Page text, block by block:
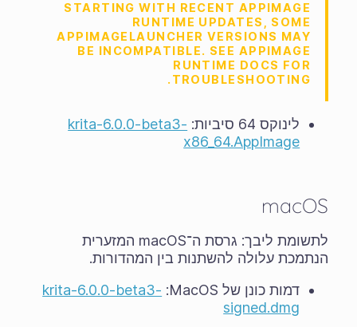
STARTING WITH RECENT APPIMAGE
RUNTIME UPDATES, SOME
APPIMAGELAUNCHER VERSIONS MAY
BE INCOMPATIBLE. SEE APPIMAGE
RUNTIME DOCS FOR
TROUBLESHOOTING.
לינוקס 64 סיביות:
krita-6.0.0-beta3-
x86_64.AppImage
macOS
לתשומת ליבך: גרסת ה־macOS המזערית
הנתמכת עלולה להשתנות בין המהדורות.
דמות כונן של MacOS‏:
krita-6.0.0-beta3-
signed.dmg